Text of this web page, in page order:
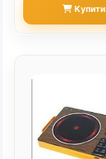
Купити